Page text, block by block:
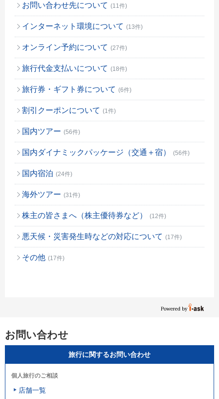
お問い合わせ先について (11件)
インターネット環境について (13件)
オンライン予約について (27件)
旅行代金支払いについて (18件)
旅行券・ギフト券について (6件)
割引クーポンについて (1件)
国内ツアー (56件)
国内ダイナミックパッケージ（交通＋宿） (56件)
国内宿泊 (24件)
海外ツアー (31件)
株主の皆さまへ（株主優待券など） (12件)
悪天候・災害発生時などの対応について (17件)
その他 (17件)
お問い合わせ
旅行に関するお問い合わせ
個人旅行のご相談
店舗一覧